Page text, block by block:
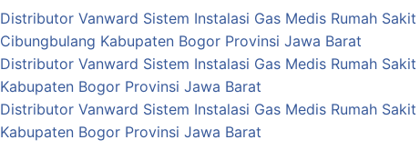
Distributor Vanward Sistem Instalasi Gas Medis Rumah Sakit
Cibungbulang Kabupaten Bogor Provinsi Jawa Barat
Distributor Vanward Sistem Instalasi Gas Medis Rumah
Kabupaten Bogor Provinsi Jawa Barat
Distributor Vanward Sistem Instalasi Gas Medis Rumah
Kabupaten Bogor Provinsi Jawa Barat